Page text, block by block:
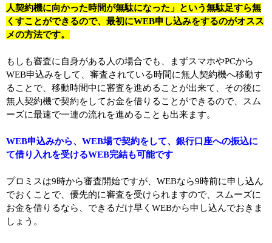
人契約機に向かった時間が無駄になった」という無駄足すら無
くすことができるので、最初にWEB申し込みをするのがオスス
メの方法です。
もしも審査に自身がある人の場合でも、まずスマホやPCから
WEB申込みをして、審査されている時間に無人契約機へ移動す
ることで、移動時間中に審査を進めることが出来て、その後に
無人契約機で契約をしてお金を借りることができるので、スム
ーズに最速で一連の流れを進めることも出来ます。
WEB申込みから、WEB場で契約をして、銀行口座への振込に
て借り入れを受けるWEB完結も可能です
プロミスは9時から審査開始ですが、WEBなら9時前に申し込ん
でおくことで、優先的に審査を受けられますので、スムーズに
お金を借りるなら、できるだけ早くWEBから申し込んでおきま
しょう。